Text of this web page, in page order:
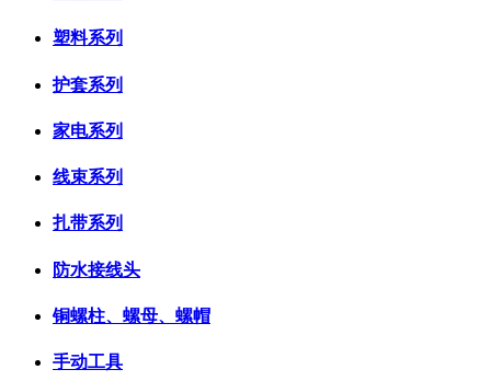
塑料系列
护套系列
家电系列
线束系列
扎带系列
防水接线头
铜螺柱、螺母、螺帽
手动工具